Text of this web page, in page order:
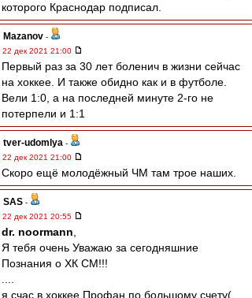
которого Краснодар подписал.
Mazanov -
22 дек 2021 21:00
Первый раз за 30 лет боленич в жизни сейчас
на хоккее. И также обидно как и в футболе.
Вели 1:0, а на последней минуте 2-го не
потерпели и 1:1
tver-udomlya -
22 дек 2021 21:00
Скоро ещё молодёжный ЧМ там трое наших.
SAS -
22 дек 2021 20:55
dr. noormann
Я тебя очень Уважаю за сегодняшние
Познания о ХК СМ!!!
я счас в хоккее Профан по большому счету(